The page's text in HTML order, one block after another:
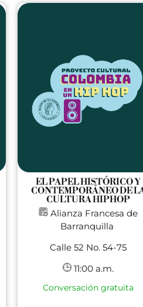
EL PAPEL HISTÓRICO Y
CONTEMPORÁNEO DE
CULTURA HIPHOP
Alianza Francesa de
Barranquilla
Calle 52 No. 54-75
11:00 a.m.
Conversación gratuita